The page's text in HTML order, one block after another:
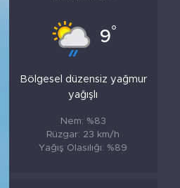
9°
Bölgesel düzensiz yağmur
yağışlı
Nem: %83
Rüzgar: 23 km/h
Yağış Olasılığı: %89